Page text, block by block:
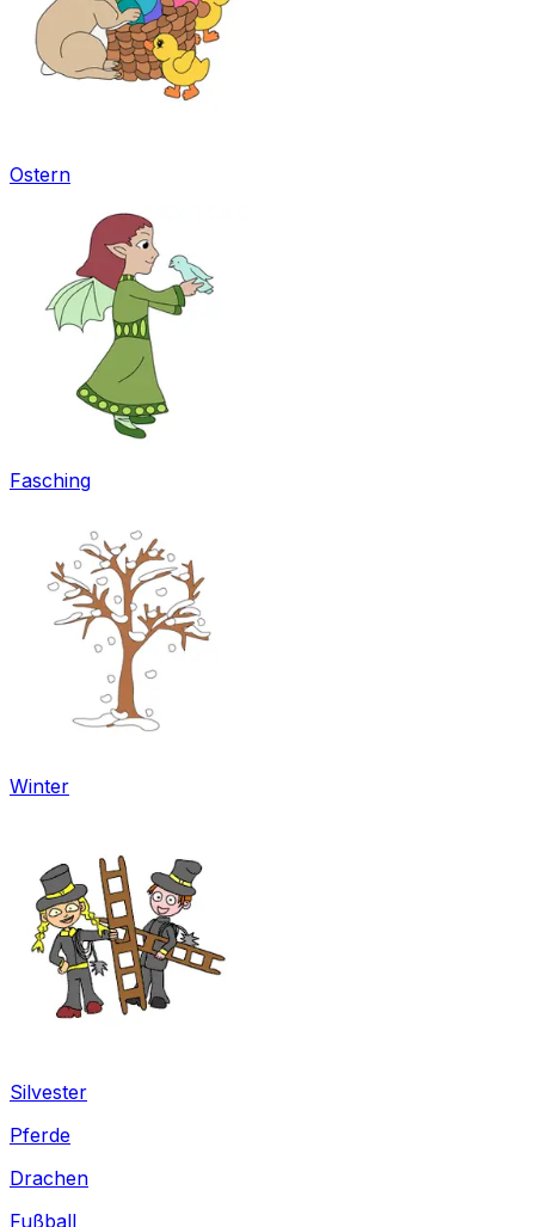
Ostern
Fasching
Winter
Silvester
Pferde
Drachen
Fußball